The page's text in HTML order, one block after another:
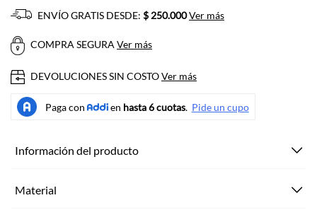
ENVÍO GRATIS DESDE: $ 250.000Ver más
COMPRA SEGURA Ver más
DEVOLUCIONES SIN COSTOVer más
Información del producto
Material